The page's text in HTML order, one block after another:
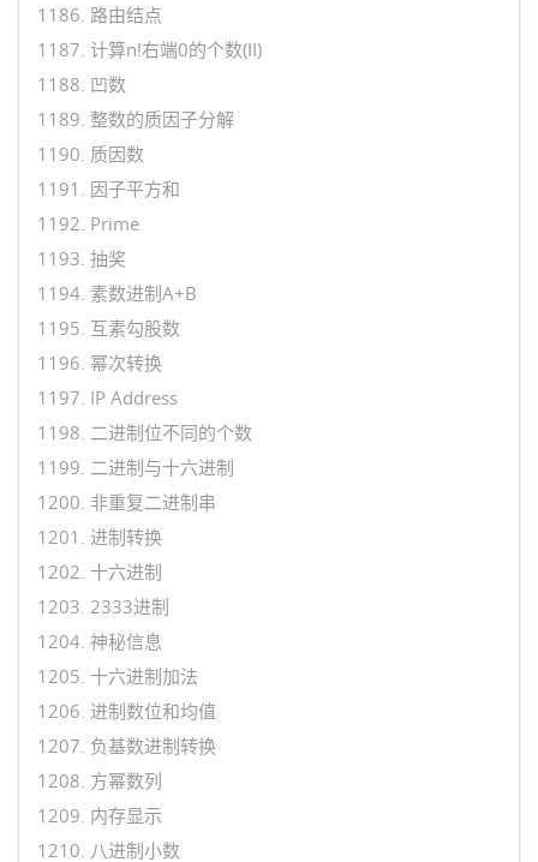
1186. 路由结点
1187. 计算n!右端0的个数(II)
1188. 凹数
1189. 整数的质因子分解
1190. 质因数
1191. 因子平方和
1192. Prime
1193. 抽奖
1194. 素数进制A+B
1195. 互素勾股数
1196. 幂次转换
1197. IP Address
1198. 二进制位不同的个数
1199. 二进制与十六进制
1200. 非重复二进制串
1201. 进制转换
1202. 十六进制
1203. 2333进制
1204. 神秘信息
1205. 十六进制加法
1206. 进制数位和均值
1207. 负基数进制转换
1208. 方幂数列
1209. 内存显示
1210. 八进制小数